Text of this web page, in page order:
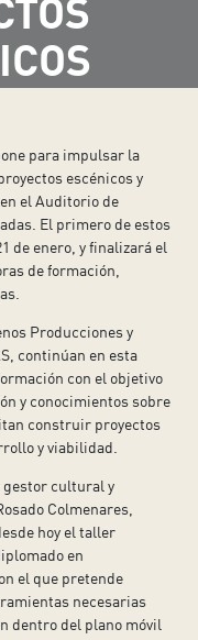
para impulsar la
escénicos y
el Auditorio de
El primero de estos
de enero, y finalizará el
de formación,
Producciones y
continúan en esta
con el objetivo
y conocimientos sobre
construir proyectos
y viabilidad.
gestor cultural y
Colmenares,
hoy el taller
en
el que pretende
necesarias
dentro del plano móvil